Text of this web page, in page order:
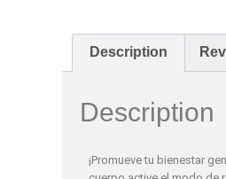
Description
Description
¡Promueve tu bienestar